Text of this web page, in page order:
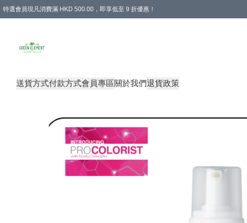
特選會員現凡消費滿 HKD 500.00，即享低至 9 折優惠！
送貨方式付款方式會員專區關於我們退貨政策